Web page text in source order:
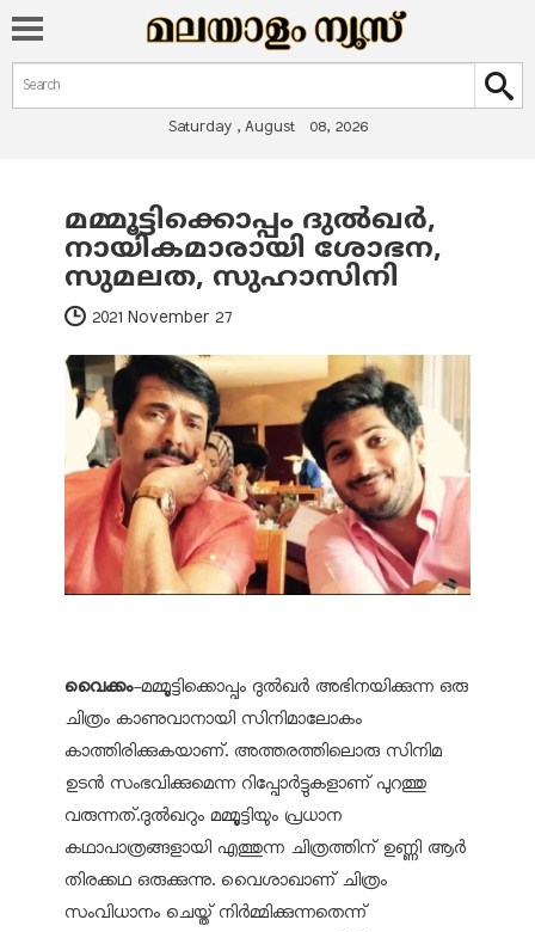
Search form
Search
Saturday , August 08, 2026
You are here
മമ്മൂട്ടിക്കൊപ്പം ദുല്‍ഖര്‍,
നായികമാരായി ശോഭന,
സുമലത, സുഹാസിനി
2021 November 27
വൈക്കം-മമ്മൂട്ടിക്കൊപ്പം ദുല്‍ഖര്‍ അഭിനയിക്കുന്ന ഒരു
ചിത്രം കാണുവാനായി സിനിമാലോകം
കാത്തിരിക്കുകയാണ്. അത്തരത്തിലൊരു സിനിമ
ഉടന്‍ സംഭവിക്കുമെന്ന റിപ്പോര്‍ട്ടുകളാണ് പുറത്തു
വരുന്നത്.ദുല്‍ഖറും മമ്മൂട്ടിയും പ്രധാന
കഥാപാത്രങ്ങളായി എത്തുന്ന ചിത്രത്തിന് ഉണ്ണി ആര്‍
തിരക്കഥ ഒരുക്കുന്നു. വൈശാഖാണ് ചിത്രം
സംവിധാനം ചെയ്ത് നിര്‍മ്മിക്കുന്നതെന്ന്